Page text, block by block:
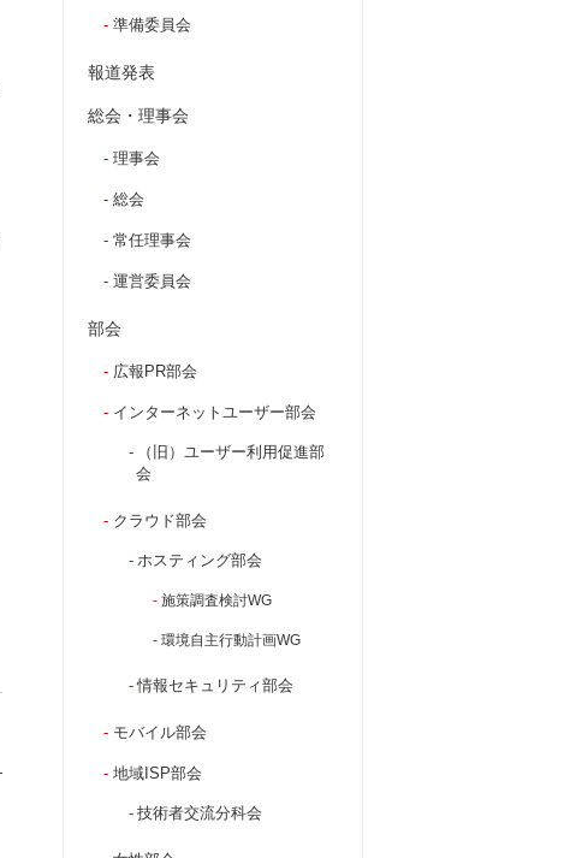
準備委員会
報道発表
総会・理事会
理事会
総会
常任理事会
運営委員会
部会
広報PR部会
インターネットユーザー部会
（旧）ユーザー利用促進部
会
クラウド部会
ホスティング部会
施策調査検討WG
環境自主行動計画WG
情報セキュリティ部会
モバイル部会
地域ISP部会
技術者交流分科会